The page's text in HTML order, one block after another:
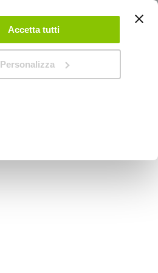
Accetta tutti
Personalizza
CREA UN ACCOUNT CONTATTACI